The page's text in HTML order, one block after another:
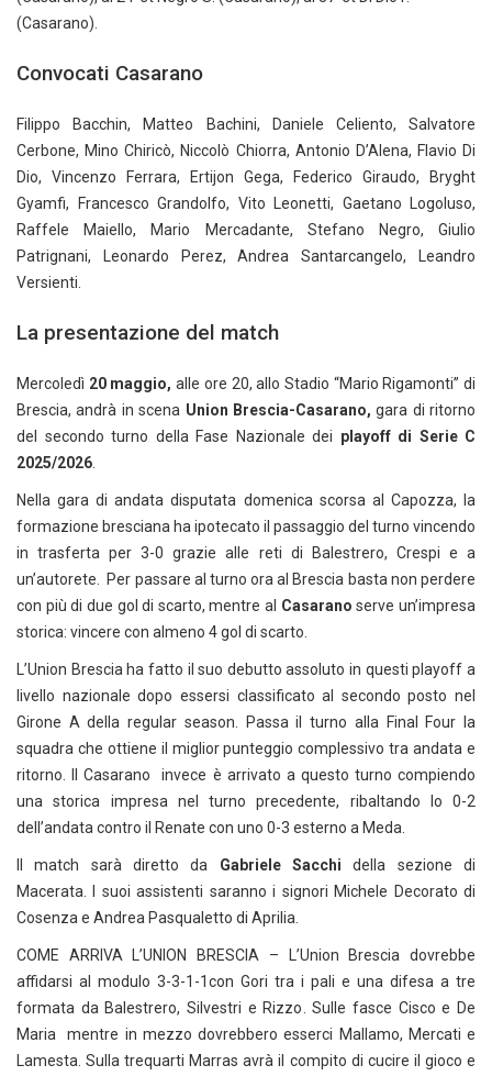
(Casarano).
Convocati Casarano
Filippo Bacchin, Matteo Bachini, Daniele Celiento, Salvatore
Cerbone, Mino Chiricò, Niccolò Chiorra, Antonio D’Alena, Flavio Di
Dio, Vincenzo Ferrara, Ertijon Gega, Federico Giraudo, Bryght
Gyamfi, Francesco Grandolfo, Vito Leonetti, Gaetano Logoluso,
Raffele Maiello, Mario Mercadante, Stefano Negro, Giulio
Patrignani, Leonardo Perez, Andrea Santarcangelo, Leandro
Versienti.
La presentazione del match
Mercoledì 20 maggio, alle ore 20, allo Stadio “Mario Rigamonti” di
Brescia, andrà in scena Union Brescia-Casarano, gara di ritorno
del secondo turno della Fase Nazionale dei playoff di Serie C
2025/2026
Nella gara di andata disputata domenica scorsa al Capozza, la
formazione bresciana ha ipotecato il passaggio del turno vincendo
in trasferta per 3-0 grazie alle reti di Balestrero, Crespi e a
un’autorete. Per passare al turno ora al Brescia basta non perdere
con più di due gol di scarto, mentre al Casarano serve un’impresa
storica: vincere con almeno 4 gol di scarto.
L’Union Brescia ha fatto il suo debutto assoluto in questi playoff a
livello nazionale dopo essersi classificato al secondo posto nel
Girone A della regular season. Passa il turno alla Final Four la
squadra che ottiene il miglior punteggio complessivo tra andata e
ritorno. Il Casarano invece è arrivato a questo turno compiendo
una storica impresa nel turno precedente, ribaltando lo 0-2
dell’andata contro il Renate con uno 0-3 esterno a Meda.
Il match sarà diretto da Gabriele Sacchi della sezione di
Macerata. I suoi assistenti saranno i signori Michele Decorato di
Cosenza e Andrea Pasqualetto di Aprilia.
COME ARRIVA L’UNION BRESCIA – L’Union Brescia dovrebbe
affidarsi al modulo 3-3-1-1con Gori tra i pali e una difesa a tre
formata da Balestrero, Silvestri e Rizzo. Sulle fasce Cisco e De
Maria mentre in mezzo dovrebbero esserci Mallamo, Mercati e
Lamesta. Sulla trequarti Marras avrà il compito di cucire il gioco e